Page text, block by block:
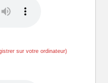
sur votre ordinateur)